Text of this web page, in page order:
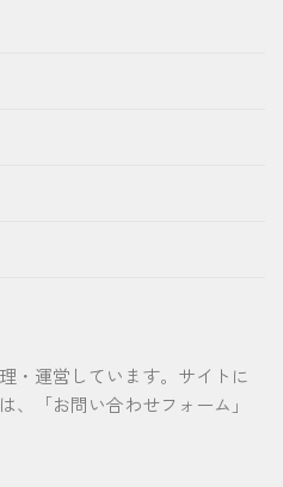
・運営しています。サイトに
、「お問い合わせフォーム」